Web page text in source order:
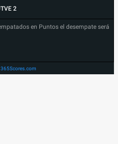
2
en Puntos el desempate será
365Scores.com